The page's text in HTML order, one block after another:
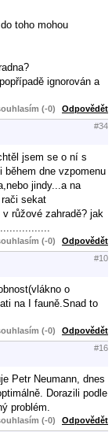
toho mohou
ignorován a
(-0) Odpovědět
#34
jsem se o ní s
dne vzpomenu
jindy...a na
sekat
růžové zahradě? jak
(-0) Odpovědět
#10
o
na I fauně.Snad to
(-0) Odpovědět
#16
Petr Neumann, dnes
Dorazili podle
problém.
(-0) Odpovědět